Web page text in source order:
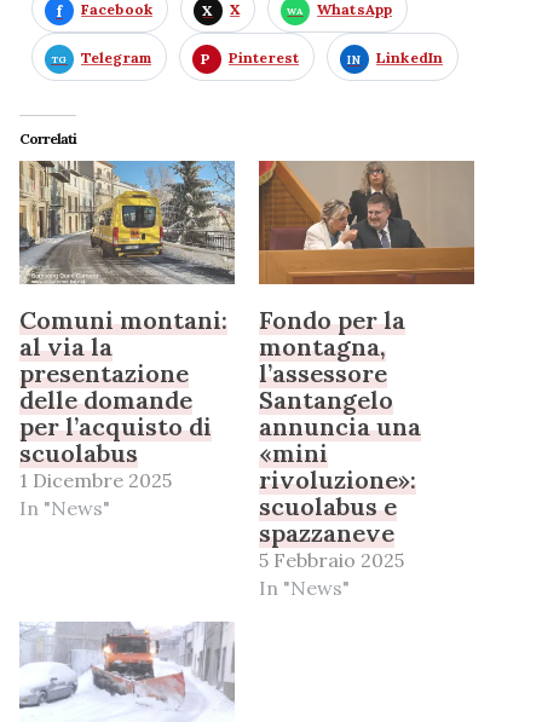
Facebook X WhatsApp
Telegram Pinterest LinkedIn
Correlati
Comuni montani:
al via la
presentazione
delle domande
per l’acquisto di
scuolabus
1 Dicembre 2025
In "News"
Fondo per la
montagna,
l’assessore
Santangelo
annuncia una
«mini
rivoluzione»:
scuolabus e
spazzaneve
5 Febbraio 2025
In "News"